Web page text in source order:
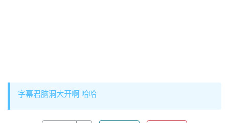
字幕君脑洞大开啊 哈哈